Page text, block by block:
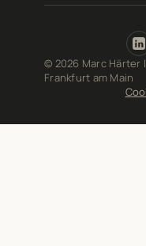
© 2026 Marc Härter
Frankfurt am Main